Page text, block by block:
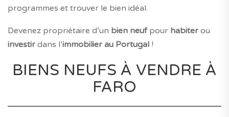
programmes et trouver le bien idéal.
Devenez propriétaire d’un bien neufpour habiter ou
investir dans l’immobilier au Portugal !
BIENS NEUFS À VENDRE À
FARO